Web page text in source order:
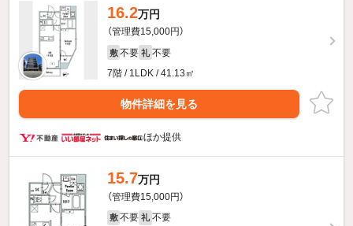
16.2万円
（管理費15,000円）
敷 不要 礼 不要
7階 / 1LDK / 41.13㎡
物件詳細を見る
ほか提供
15.7万円
（管理費15,000円）
敷 不要 礼 不要